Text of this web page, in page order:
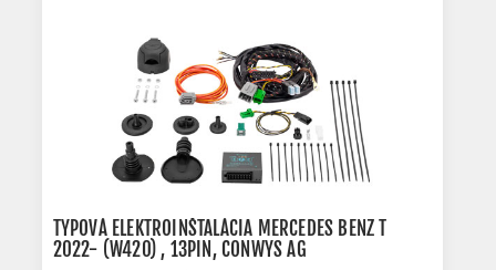
TYPOVÁ ELEKTROINŠTALÁCIA MERCEDES BENZ T
2022- (W420) , 13PIN, CONWYS AG